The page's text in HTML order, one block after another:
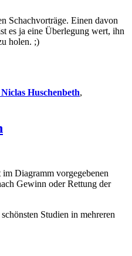
Schachvorträge. Einen davon
es ja eine Überlegung wert, ihn
holen. ;)
Huschenbeth,
Diagramm vorgegebenen
Gewinn oder Rettung der
Studien in mehreren